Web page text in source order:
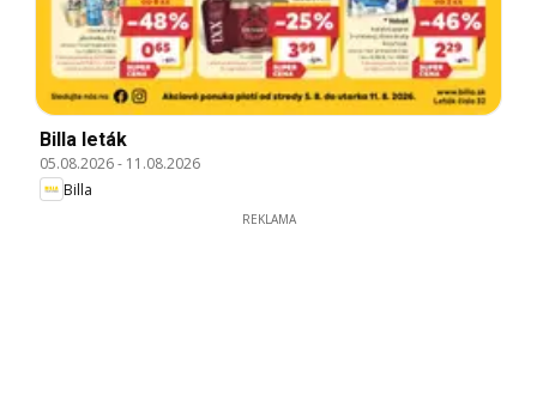
Billa leták
05.08.2026- 11.08.2026
Billa
REKLAMA